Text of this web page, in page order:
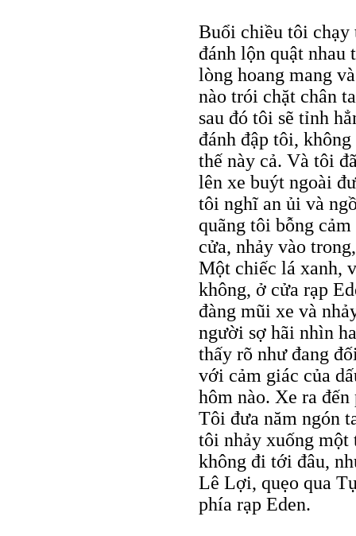
Buổi chiều tôi chạy
đánh lộn quật
lòng hoang mang
nào trói chặt chân
sau đó tôi sẽ tỉnh
đánh đập tôi,
thế này cả. Và tôi
lên xe buýt ngoài
tôi nghĩ an ủi và
quãng tôi bỗng
cửa, nhảy vào
Một chiếc lá xanh,
không, ở cửa rạp
đàng mũi xe và
người sợ hãi nhìn
thấy rõ như đang
với cảm giác của
hôm nào. Xe ra
Tôi đưa năm ngón
tôi nhảy xuống một
không đi tới đâu,
Lê Lợi, quẹo qua
phía rạp Eden.